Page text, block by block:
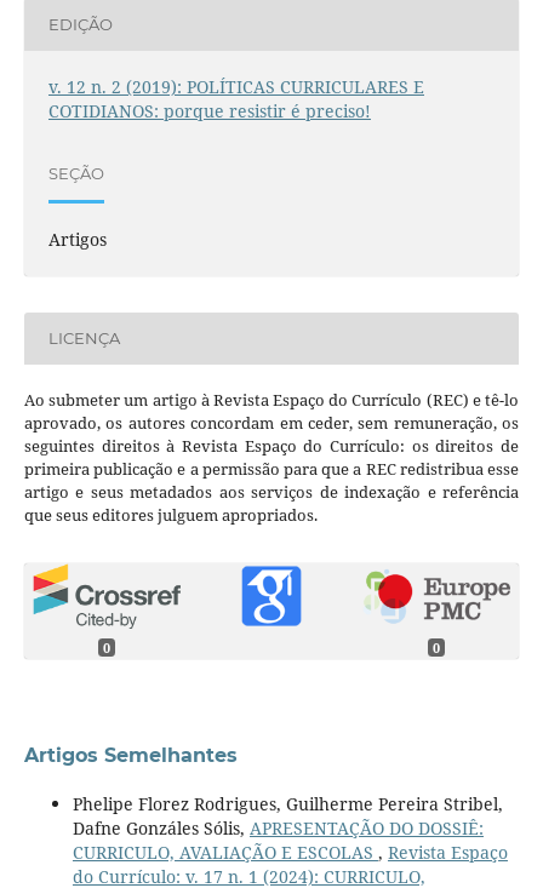
EDIÇÃO
v. 12 n. 2 (2019): POLÍTICAS CURRICULARES E
COTIDIANOS: porque resistir é preciso!
SEÇÃO
Artigos
LICENÇA
Ao submeter um artigo à Revista Espaço do Currículo (REC) e tê-lo
aprovado, os autores concordam em ceder, sem remuneração, os
seguintes direitos à Revista Espaço do Currículo: os direitos de
primeira publicação e a permissão para que a REC redistribua esse
artigo e seus metadados aos serviços de indexação e referência
que seus editores julguem apropriados.
0 0
Artigos Semelhantes
Phelipe Florez Rodrigues, Guilherme Pereira Stribel,
Dafne Gonzáles Sólis, APRESENTAÇÃO DO DOSSIÊ:
CURRICULO, AVALIAÇÃO E ESCOLAS , Revista Espaço
do Currículo: v. 17 n. 1 (2024): CURRICULO,